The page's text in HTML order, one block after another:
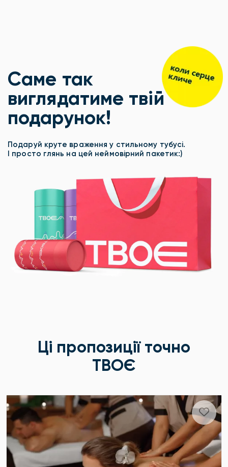
Саме так
виглядатиме твій
подарунок!
Подаруй круте враження у стильному тубусі.
І просто глянь на цей неймовірний пакетик:)
Ці пропозиції точно
ТВОЄ